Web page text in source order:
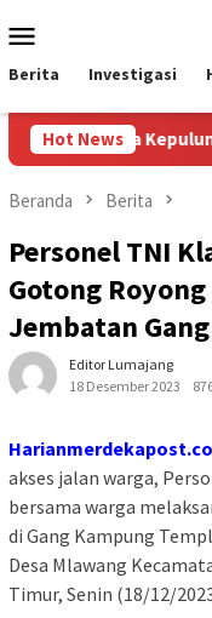
ke
kontenMobile
Berita Investigasi
Hot News
Kepulungan Per Hari
Beranda Berita
Personel TNI
Gotong
Jembatan
Editor Lumajang
18 Desember 2023
akses jalan warga,
bersama warga
di Gang Kampung
Desa Mlawang
Timur, Senin (18/12/